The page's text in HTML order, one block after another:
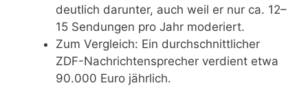
deutlich darunter, auch weil er nur ca. 12–
15 Sendungen pro Jahr moderiert.
Zum Vergleich: Ein durchschnittlicher
ZDF-Nachrichtensprecher verdient etwa
90.000 Euro jährlich.